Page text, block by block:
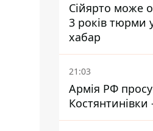
Сійярто може
3 років тюрми
хабар
21:03
Армія РФ
Костянтинівки